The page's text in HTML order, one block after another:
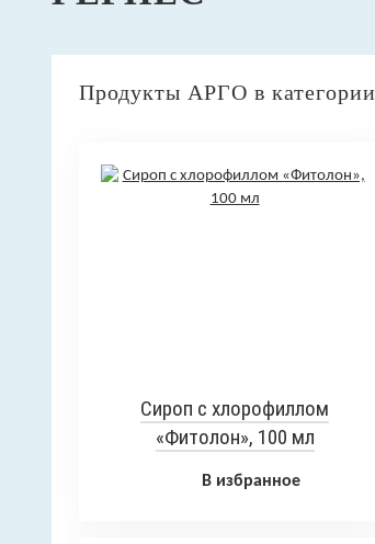
Продукты АРГО в категории
Сироп с хлорофиллом
«Фитолон», 100 мл
В избранное